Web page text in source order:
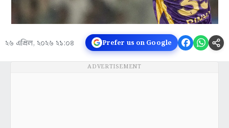
২৬ এপ্রিল, ২০২৬ ২১:০৪ Prefer us on Google
ADVERTISEMENT